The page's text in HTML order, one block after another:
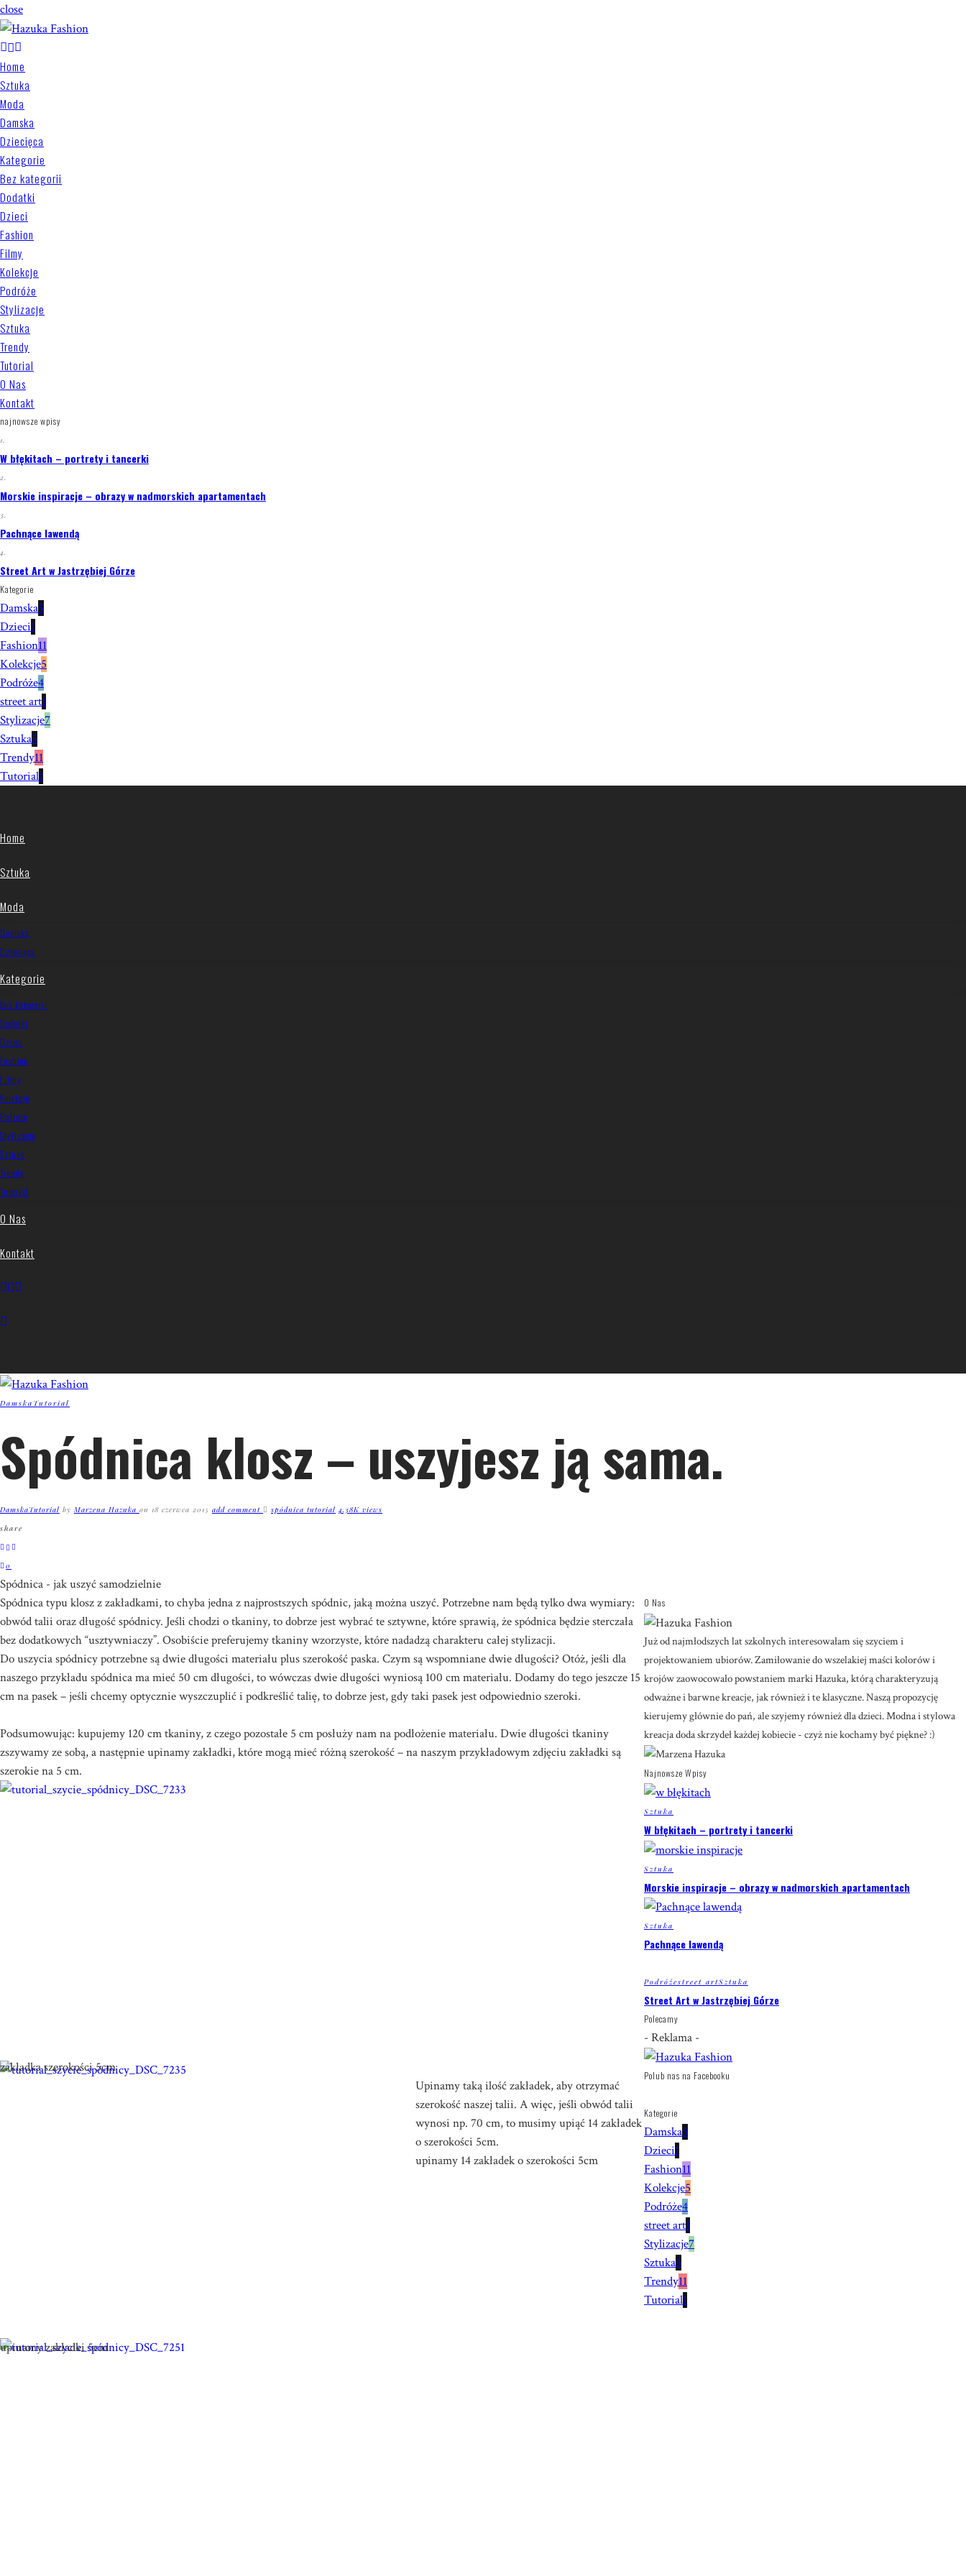
close
Home
Sztuka
Moda
Damska
Dziecięca
Kategorie
Bez kategorii
Dodatki
Dzieci
Fashion
Filmy
Kolekcje
Podróże
Stylizacje
Sztuka
Trendy
Tutorial
O Nas
Kontakt
najnowsze wpisy
1.
W błękitach – portrety i tancerki
2.
Morskie inspiracje – obrazy w nadmorskich apartamentach
3.
Pachnące lawendą
4.
Street Art w Jastrzębiej Górze
Kategorie
Damska5
Dzieci1
Fashion11
Kolekcje5
Podróże4
street art1
Stylizacje7
Sztuka5
Trendy11
Tutorial1
Home
Sztuka
Moda
Damska
Dziecięca
Kategorie
Bez kategorii
Dodatki
Dzieci
Fashion
Filmy
Kolekcje
Podróże
Stylizacje
Sztuka
Trendy
Tutorial
O Nas
Kontakt
Damska Tutorial
Spódnica klosz – uszyjesz ją sama.
DamskaTutorial by Marzena Hazuka on 18 czerwca 2015 add comment spódnica tutorial 4.38K views
share
0
Spódnica - jak uszyć samodzielnie
Spódnica typukloszz zakładkami, to chyba jedna z najprostszych spódnic, jaką można uszyć. Potrzebne nam będą tylko dwa wymiary:
obwód talii oraz długość spódnicy. Jeśli chodzi o tkaniny, to dobrze jest wybrać te sztywne, które sprawią, że spódnica będzie sterczała
bez dodatkowych “usztywniaczy”. Osobiście preferujemy tkaniny wzorzyste, które nadadzą charakteru całej stylizacji.
Do uszycia spódnicy potrzebne są dwie długości materiału plus szerokość paska. Czym są wspomniane dwie długości? Otóż, jeśli dla
naszego przykładu spódnica ma mieć 50 cm długości, to wówczas dwie długości wyniosą 100 cm materiału. Dodamy do tego jeszcze 15
cm na pasek – jeśli chcemy optycznie wyszczuplić i podkreślić talię, to dobrze jest, gdy taki pasek jest odpowiednio szeroki.
Podsumowując: kupujemy 120 cm tkaniny, z czego pozostałe 5 cm posłuży nam na podłożenie materiału. Dwie długości tkaniny
zszywamy ze sobą, a następnie upinamy zakładki, które mogą mieć różną szerokość – na naszym przykładowym zdjęciu zakładki są
szerokie na 5 cm.
zakładka szerokości 5cm
upinamy zakładki 5cm
Upinamy taką ilość zakładek, aby otrzymać
szerokość naszej talii. A więc, jeśli obwód talii
wynosi np. 70 cm, to musimy upiąć 14 zakładek
o szerokości 5cm.
upinamy 14 zakładek o szerokości 5cm
O Nas
Już od najmłodszych lat szkolnych interesowałam się szyciem i
projektowaniem ubiorów. Zamiłowanie do wszelakiej maści kolorów i
krojów zaowocowało powstaniem marki Hazuka, którą charakteryzują
odważne i barwne kreacje, jak również i te klasyczne. Naszą propozycję
kierujemy głównie do pań, ale szyjemy również dla dzieci. Modna i stylowa
kreacja doda skrzydeł każdej kobiecie - czyż nie kochamy być piękne? :)
Najnowsze Wpisy
Sztuka
W błękitach – portrety i tancerki
Sztuka
Morskie inspiracje – obrazy w nadmorskich apartamentach
Sztuka
Pachnące lawendą
Podróżestreet artSztuka
Street Art w Jastrzębiej Górze
Polecamy
- Reklama -
Polub nas na Facebooku
Kategorie
Damska5
Dzieci1
Fashion11
Kolekcje5
Podróże4
street art1
Stylizacje7
Sztuka5
Trendy11
Tutorial1